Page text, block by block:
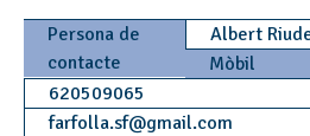
Persona de
contacte
Albert
Mòbil
620509065
farfolla.sf@gmail.com